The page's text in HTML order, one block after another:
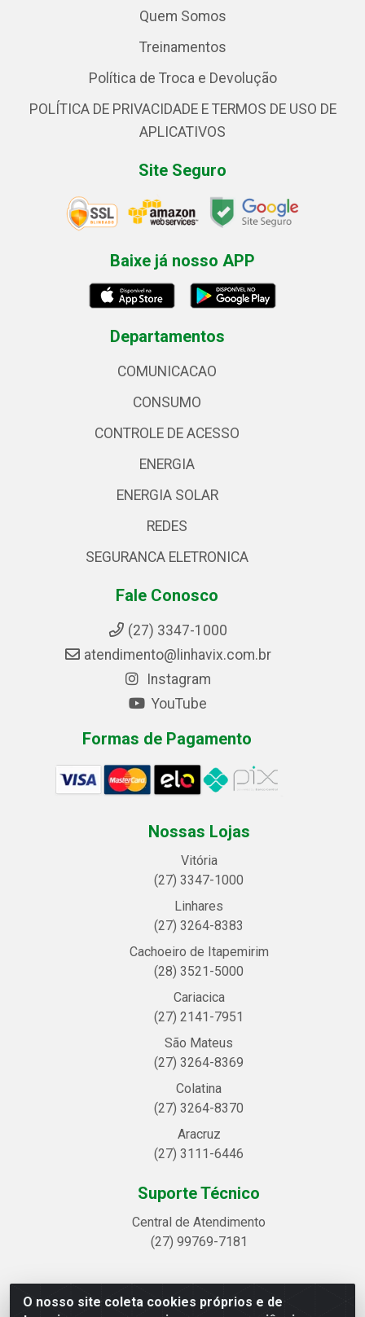
O nosso site coleta cookies próprios e de
Quem Somos
Treinamentos
Política de Troca e Devolução
POLÍTICA DE PRIVACIDADE E TERMOS DE USO DE
APLICATIVOS
Site Seguro
Baixe já nosso APP
Departamentos
COMUNICACAO
CONSUMO
CONTROLE DE ACESSO
ENERGIA
ENERGIA SOLAR
REDES
SEGURANCA ELETRONICA
Fale Conosco
(27) 3347-1000
atendimento@linhavix.com.br
Instagram
YouTube
Formas de Pagamento
Nossas Lojas
Vitória
(27) 3347-1000
Linhares
(27) 3264-8383
Cachoeiro de Itapemirim
(28) 3521-5000
Cariacica
(27) 2141-7951
São Mateus
(27) 3264-8369
Colatina
(27) 3264-8370
Aracruz
(27) 3111-6446
Suporte Técnico
Central de Atendimento
(27) 99769-7181
Linhavix Distribuidora LTDA - Avenida Alegre, 2521 -